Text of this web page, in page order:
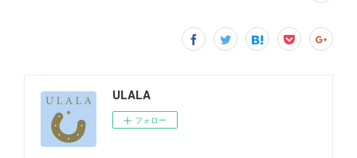
ULALA
フォロー